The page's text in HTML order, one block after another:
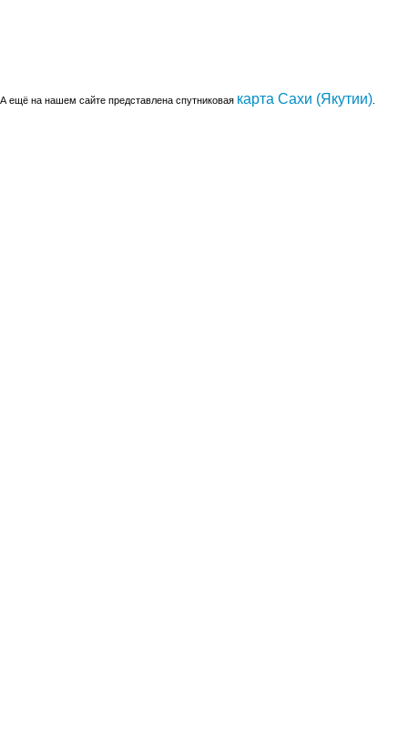
А ещё на нашем сайте представлена спутниковая карта Сахи (Якутии)